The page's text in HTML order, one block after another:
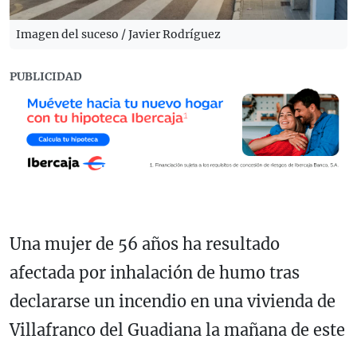
Imagen del suceso / Javier Rodríguez
PUBLICIDAD
Una mujer de 56 años ha resultado
afectada por inhalación de humo tras
declararse un incendio en una vivienda de
Villafranco del Guadiana la mañana de este